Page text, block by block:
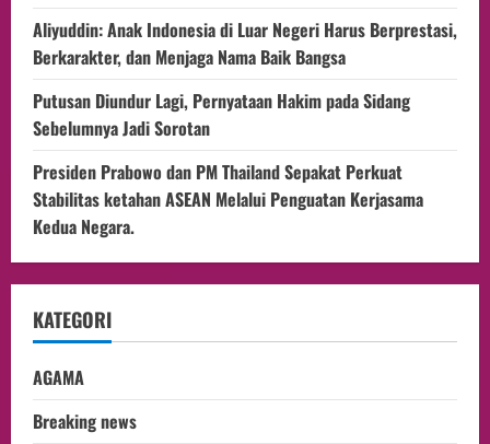
Aliyuddin: Anak Indonesia di Luar Negeri Harus Berprestasi,
Berkarakter, dan Menjaga Nama Baik Bangsa
Putusan Diundur Lagi, Pernyataan Hakim pada Sidang
Sebelumnya Jadi Sorotan
Presiden Prabowo dan PM Thailand Sepakat Perkuat
Stabilitas ketahan ASEAN Melalui Penguatan Kerjasama
Kedua Negara.
KATEGORI
AGAMA
Breaking news